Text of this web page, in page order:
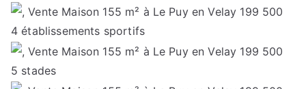
4établissements sportifs
5 stades